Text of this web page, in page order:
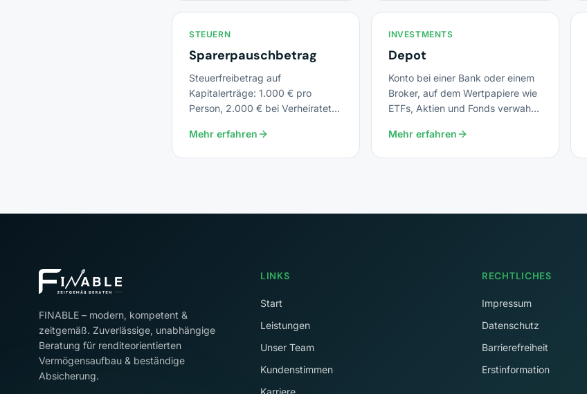
STEUERN
Sparerpauschbetrag
Steuerfreibetrag auf
Kapitalerträge: 1.000 € pro
Person, 2.000 € bei Verheirateten
Mehr erfahren
INVESTMENTS
Depot
Konto bei einer Bank oder einem
Broker, auf dem Wertpapiere wie
ETFs, Aktien und Fonds verwahrt
Mehr erfahren
FINABLE – modern, kompetent &
zeitgemäß. Zuverlässige, unabhängige
Beratung für renditeorientierten
Vermögensaufbau & beständige
Absicherung.
LINKS
Start
Leistungen
Unser Team
Kundenstimmen
Karriere
RECHTLICHES
Impressum
Datenschutz
Barrierefreiheit
Erstinformation